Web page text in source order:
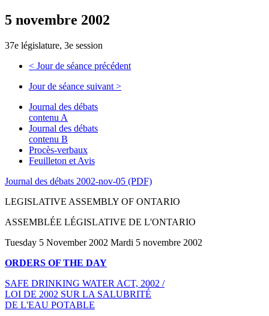
5 novembre 2002
37e législature, 3e session
< Jour de séance précédent
Jour de séance suivant >
Journal des débats
contenu A
Journal des débats
contenu B
Procès-verbaux
Feuilleton et Avis
Journal des débats 2002-nov-05 (PDF)
LEGISLATIVE ASSEMBLY OF ONTARIO
ASSEMBLÉE LÉGISLATIVE DE L'ONTARIO
Tuesday 5 November 2002 Mardi 5 novembre 2002
ORDERS OF THE DAY
SAFE DRINKING WATER ACT, 2002 /
LOI DE 2002 SUR LA SALUBRITÉ
DE L'EAU POTABLE